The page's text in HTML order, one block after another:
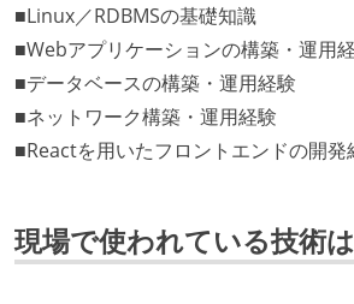
■Linux／RDBMSの基礎知識
■Webアプリケーションの構築・運用
■データベースの構築・運用経験
■ネットワーク構築・運用経験
■Reactを用いたフロントエンドの開発
現場で使われている技術